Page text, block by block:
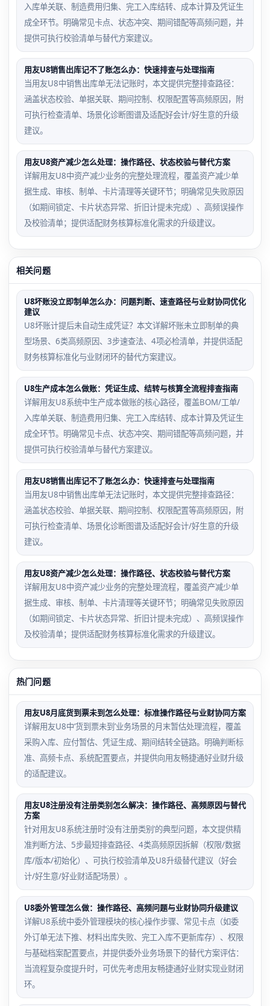
入库单关联、制造费用归集、完工入库结转、成本计算及凭证生
成全环节。明确常见卡点、状态冲突、期间错配等高频问题，并
提供可执行校验清单与替代方案建议。
用友U8销售出库记不了账怎么办：快速排查与处理指南
当用友U8中销售出库单无法记账时，本文提供完整排查路径：
涵盖状态校验、单据关联、期间控制、权限配置等高频原因，附
可执行检查清单、场景化诊断图谱及适配好会计/好生意的升级
建议。
用友U8资产减少怎么处理：操作路径、状态校验与替代方案
详解用友U8中资产减少业务的完整处理流程，覆盖资产减少单
据生成、审核、制单、卡片清理等关键环节；明确常见失败原因
（如期间锁定、卡片状态异常、折旧计提未完成）、高频误操作
及校验清单；提供适配财务核算标准化需求的升级建议。
相关问题
U8坏账没立即制单怎么办：问题判断、速查路径与业财协同优化
建议
U8坏账计提后未自动生成凭证？本文详解坏账未立即制单的典
型场景、6类高频原因、3步速查法、4项必检清单，并提供适配
财务核算标准化与业财闭环的替代方案建议。
U8生产成本怎么做账：凭证生成、结转与核算全流程排查指南
详解用友U8系统中生产成本做账的核心路径，覆盖BOM/工单/
入库单关联、制造费用归集、完工入库结转、成本计算及凭证生
成全环节。明确常见卡点、状态冲突、期间错配等高频问题，并
提供可执行校验清单与替代方案建议。
用友U8销售出库记不了账怎么办：快速排查与处理指南
当用友U8中销售出库单无法记账时，本文提供完整排查路径：
涵盖状态校验、单据关联、期间控制、权限配置等高频原因，附
可执行检查清单、场景化诊断图谱及适配好会计/好生意的升级
建议。
用友U8资产减少怎么处理：操作路径、状态校验与替代方案
详解用友U8中资产减少业务的完整处理流程，覆盖资产减少单
据生成、审核、制单、卡片清理等关键环节；明确常见失败原因
（如期间锁定、卡片状态异常、折旧计提未完成）、高频误操作
及校验清单；提供适配财务核算标准化需求的升级建议。
热门问题
用友U8月底货到票未到怎么处理：标准操作路径与业财协同方案
详解用友U8中‘货到票未到’业务场景的月末暂估处理流程，覆盖
采购入库、应付暂估、凭证生成、期间结转全链路。明确判断标
准、高频卡点、系统配置要点，并提供向用友畅捷通好业财升级
的适配建议。
用友U8注册没有注册类别怎么解决：操作路径、高频原因与替代
方案
针对用友U8系统注册时‘没有注册类别’的典型问题，本文提供精
准判断方法、5步最短排查路径、4类高频原因拆解（权限/数据
库/版本/初始化）、可执行校验清单及U8升级替代建议（好会
计/好生意/好业财适配场景）。
U8委外管理怎么做：操作路径、高频问题与业财协同升级建议
详解U8系统中委外管理模块的核心操作步骤、常见卡点（如委
外订单无法下推、材料出库失败、完工入库不更新库存）、权限
与基础档案配置要点，并提供委外业务场景下的替代方案评估：
当流程复杂度提升时，可优先考虑用友畅捷通好业财实现业财闭
环。